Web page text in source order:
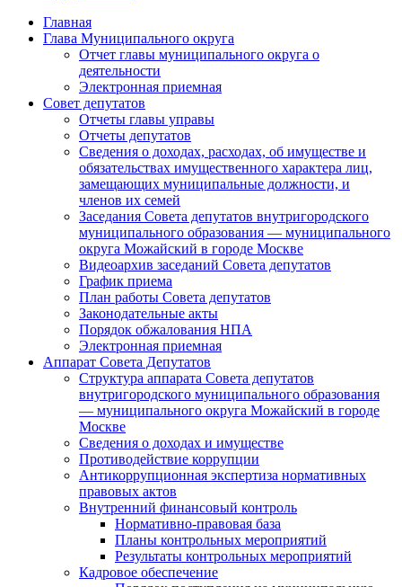
Главная
Глава Муниципального округа
Отчет главы муниципального округа о
деятельности
Электронная приемная
Совет депутатов
Отчеты главы управы
Отчеты депутатов
Сведения о доходах, расходах, об имуществе и
обязательствах имущественного характера лиц,
замещающих муниципальные должности, и
членов их семей
Заседания Совета депутатов внутригородского
муниципального образования — муниципального
округа Можайский в городе Москве
Видеоархив заседаний Совета депутатов
График приема
План работы Совета депутатов
Законодательные акты
Порядок обжалования НПА
Электронная приемная
Аппарат Совета Депутатов
Структура аппарата Совета депутатов
внутригородского муниципального образования
— муниципального округа Можайский в городе
Москве
Сведения о доходах и имуществе
Противодействие коррупции
Антикоррупционная экспертиза нормативных
правовых актов
Внутренний финансовый контроль
Нормативно-правовая база
Планы контрольных мероприятий
Результаты контрольных мероприятий
Кадровое обеспечение